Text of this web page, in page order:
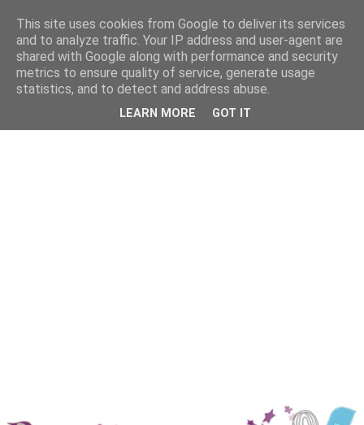
This site uses cookies from Google to deliver its services
and to analyze traffic. Your IP address and user-agent are
shared with Google along with performance and security
metrics to ensure quality of service, generate usage
statistics, and to detect and address abuse.
LEARN MORE GOT IT